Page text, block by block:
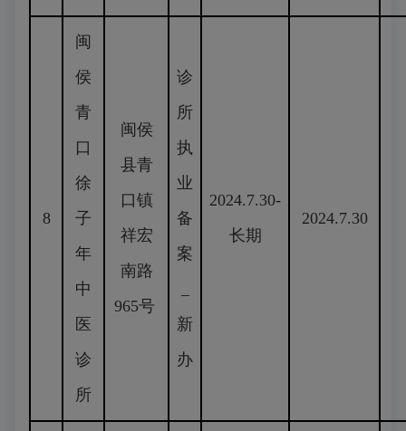
8
闽
侯
青
口
徐
子
年
中
医
诊
所
闽侯
县青
口镇
祥宏
南路
965号
诊
所
执
业
备
案
新
办
2024.7.30-
长期
2024.7.30